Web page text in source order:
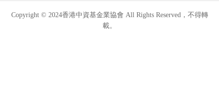
Copyright © 2024香港中資基金業協會 All Rights Reserved，不得轉
載。